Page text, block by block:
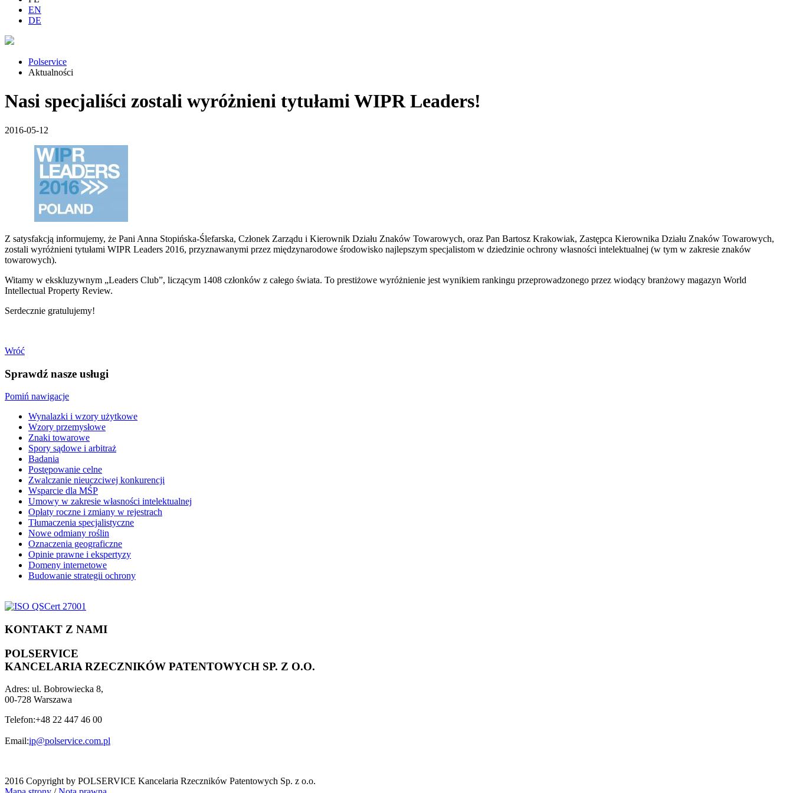
EN
DE
Polservice
Aktualności
Nasi specjaliści zostali wyróżnieni tytułami WIPR Leaders!
2016-05-12
Z satysfakcją informujemy, że Pani Anna Stopińska-Ślefarska, Członek Zarządu i Kierownik Działu Znaków Towarowych, oraz Pan Bartosz Krakowiak, Zastępca Kierownika Działu Znaków Towarowych,
zostali wyróżnieni tytułami WIPR Leaders 2016, przyznawanymi przez międzynarodowe środowisko najlepszym specjalistom w dziedzinie ochrony własności intelektualnej (w tym w zakresie znaków
towarowych).
Witamy w ekskluzywnym „Leaders Club”, liczącym 1408 członków z całego świata. To prestiżowe wyróżnienie jest wynikiem rankingu przeprowadzonego przez wiodący branżowy magazyn World
Intellectual Property Review.
Serdecznie gratulujemy!
Wróć
Sprawdź nasze usługi
Pomiń nawigacje
Wynalazki i wzory użytkowe
Wzory przemysłowe
Znaki towarowe
Spory sądowe i arbitraż
Badania
Postępowanie celne
Zwalczanie nieuczciwej konkurencji
Wsparcie dla MŚP
Umowy w zakresie własności intelektualnej
Opłaty roczne i zmiany w rejestrach
Tłumaczenia specjalistyczne
Nowe odmiany roślin
Oznaczenia geograficzne
Opinie prawne i ekspertyzy
Domeny internetowe
Budowanie strategii ochrony
KONTAKT Z NAMI
POLSERVICE
KANCELARIA RZECZNIKÓW PATENTOWYCH SP. Z O.O.
Adres: ul. Bobrowiecka 8,
00-728 Warszawa
Telefon:+48 22 447 46 00
Email:ip@polservice.com.pl
2016 Copyright by POLSERVICE Kancelaria Rzeczników Patentowych Sp. z o.o.